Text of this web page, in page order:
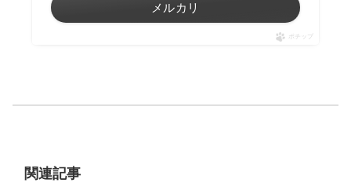
メルカリ
ポチップ
関連記事